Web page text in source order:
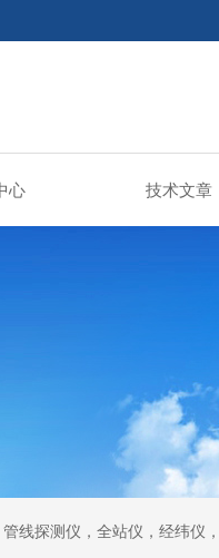
心 技术文章
线探测仪，全站仪，经纬仪